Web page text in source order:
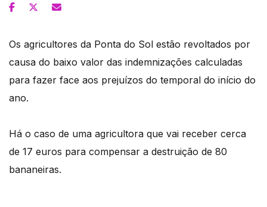
Os agricultores da Ponta do Sol estão revoltados por
causa do baixo valor das indemnizações calculadas
para fazer face aos prejuízos do temporal do início do
ano.
Há o caso de uma agricultora que vai receber cerca
de 17 euros para compensar a destruição de 80
bananeiras.